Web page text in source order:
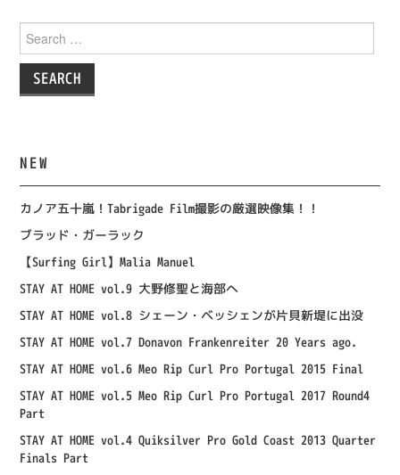
Search
for:
NEW
カノア五十嵐！Tabrigade Film撮影の厳選映像集！！
ブラッド・ガーラック
【Surfing Girl】Malia Manuel
STAY AT HOME vol.9 大野修聖と海部へ
STAY AT HOME vol.8 シェーン・ベッシェンが片貝新堤に出没
STAY AT HOME vol.7 Donavon Frankenreiter 20 Years ago.
STAY AT HOME vol.6 Meo Rip Curl Pro Portugal 2015 Final
STAY AT HOME vol.5 Meo Rip Curl Pro Portugal 2017 Round4
Part
STAY AT HOME vol.4 Quiksilver Pro Gold Coast 2013 Quarter
Finals Part